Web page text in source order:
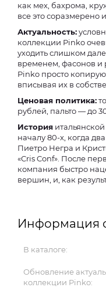
как мех, бахрома,
все это соразмерено
Актуальность:
коллекции Pinko
уходить слишком
временем, фасонов и
Pinko просто
вписывая их в
Ценовая политика:
рублей, пальто — до
История
началу 80-х, когда
Пиетро Негра и
«Cris Conf». После
компания быстро
вершин, и, как
Информация
В каталоге:
Обновление
коллекции Pinko: